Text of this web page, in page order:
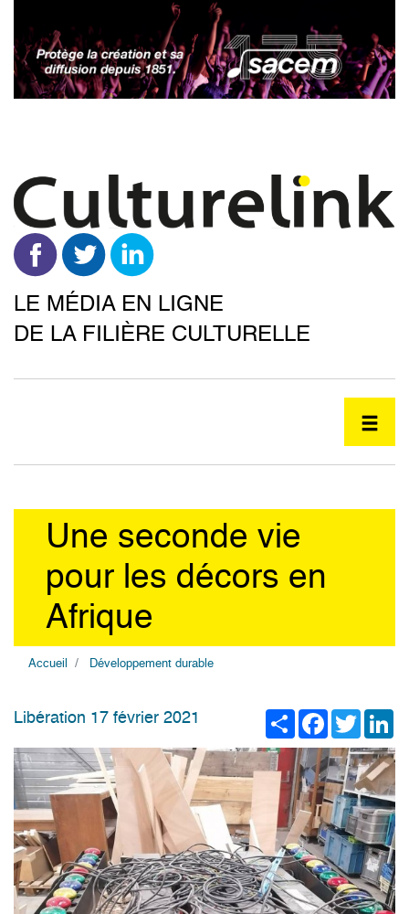
contenu
principal
LE MÉDIA EN LIGNE
DE LA FILIÈRE CULTURELLE
Une seconde vie
pour les décors en
Afrique
Accueil Développement durable
ShareFacebook
Twitter
Libération 17 février 2021